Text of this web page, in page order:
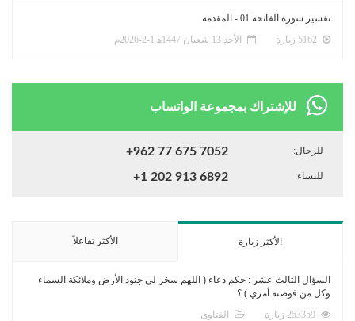
تفسير سورة الفاتحة 01 - المقدمة
الأحد 13 شعبان 1447ﻫ 1-2-2026م
للإشتراك بمجموعة الواتساب
للرجال: +962 77 675 7052
للنساء: +1 202 913 6892
الأكثر زيارة الأكثر تفاعلاً
السؤال الثالث عشر : حكم دعاء ( اللهم سخر لي جنود الأرض وملائكة السماء
وكل من فوضته أمري ) ؟
الفتاوى